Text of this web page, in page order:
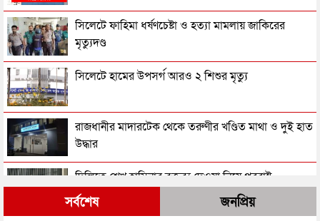
সিলেটে ফাহিমা ধর্ষণচেষ্টা ও হত্যা মামলায় জাকিরের
মৃত্যুদণ্ড
সিলেটে হামের উপসর্গ আরও ২ শিশুর মৃত্যু
রাজধানীর মাদারটেক থেকে তরুণীর খণ্ডিত মাথা ও দুই হাত
উদ্ধার
দিল্লিতে শেখ হাসিনার বক্তব্য দেওয়া নিয়ে পররাষ্ট্র
মন্ত্রণালয়ের ক্ষোভ
সর্বশেষ জনপ্রিয়